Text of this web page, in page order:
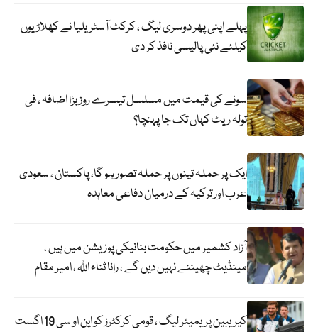
پہلے اپنی پھر دوسری لیگ ، کرکٹ آسٹریلیا نے کھلاڑیوں
کیلئے نئی پالیسی نافذ کر دی
سونے کی قیمت میں مسلسل تیسرے روز بڑا اضافہ ، فی
تولہ ریٹ کہاں تک جا پہنچا؟
ایک پر حملہ تینوں پر حملہ تصور ہو گا، پاکستان ، سعودی
عرب اور ترکیہ کے درمیان دفاعی معاہدہ
آزاد کشمیر میں حکومت بنانیکی پوزیشن میں ہیں ،
مینڈیٹ چھیننے نہیں دیں گے ، رانا ثناء اللہ ، امیر مقام
کیریبین پریمیئر لیگ ، قومی کرکٹرز کو این او سی 19 اگست